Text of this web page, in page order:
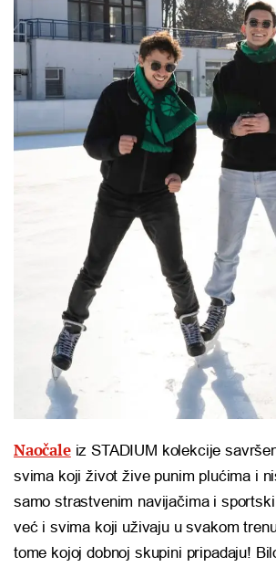
Naočaleiz STADIUM kolekcije
svima koji život žive punim plućima i
samo strastvenim navijačima i
već i svima koji uživaju u svakom
tome kojoj dobnoj skupini pripadaju!